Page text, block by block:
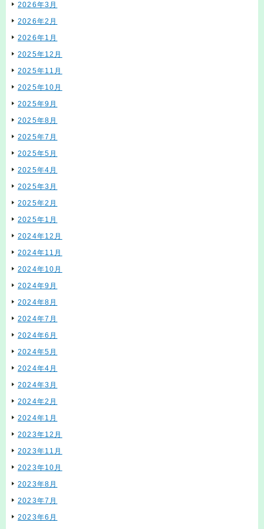
2026年3月
2026年2月
2026年1月
2025年12月
2025年11月
2025年10月
2025年9月
2025年8月
2025年7月
2025年5月
2025年4月
2025年3月
2025年2月
2025年1月
2024年12月
2024年11月
2024年10月
2024年9月
2024年8月
2024年7月
2024年6月
2024年5月
2024年4月
2024年3月
2024年2月
2024年1月
2023年12月
2023年11月
2023年10月
2023年8月
2023年7月
2023年6月